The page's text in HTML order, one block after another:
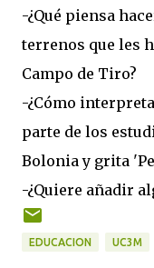
-¿Qué piensa
terrenos que les
Campo de Tiro?
-¿Cómo
parte de los
Bolonia y grita
-¿Quiere añadir
EDUCACION UC3M